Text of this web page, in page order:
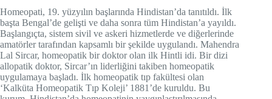
Homeopati, 19. yüzyılın başlarında Hindistan’da tanıtıldı. İlk
başta Bengal’de gelişti ve daha sonra tüm Hindistan’a yayıldı.
Başlangıçta, sistem sivil ve askeri hizmetlerde ve diğerlerinde
amatörler tarafından kapsamlı bir şekilde uygulandı. Mahendra
Lal Sircar, homeopatik bir doktor olan ilk Hintli idi. Bir dizi
allopatik doktor, Sircar’ın liderliğini takiben homeopatik
uygulamaya başladı. İlk homeopatik tıp fakültesi olan
‘Kalküta Homeopatik Tıp Koleji’ 1881’de kuruldu. Bu